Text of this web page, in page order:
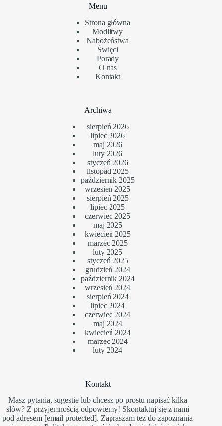
Menu
Strona główna
Modlitwy
Nabożeństwa
Święci
Porady
O nas
Kontakt
Archiwa
sierpień 2026
lipiec 2026
maj 2026
luty 2026
styczeń 2026
listopad 2025
październik 2025
wrzesień 2025
sierpień 2025
lipiec 2025
czerwiec 2025
maj 2025
kwiecień 2025
marzec 2025
luty 2025
styczeń 2025
grudzień 2024
październik 2024
wrzesień 2024
sierpień 2024
lipiec 2024
czerwiec 2024
maj 2024
kwiecień 2024
marzec 2024
luty 2024
Kontakt
Masz pytania, sugestie lub chcesz po prostu napisać kilka
słów? Z przyjemnością odpowiemy! Skontaktuj się z nami
pod adresem [email protected]. Zapraszam też do zapoznania